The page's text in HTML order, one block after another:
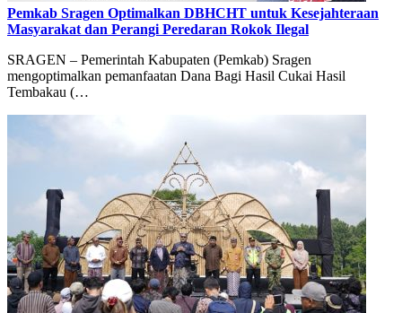
Pemkab Sragen Optimalkan DBHCHT untuk Kesejahteraan
Masyarakat dan Perangi Peredaran Rokok Ilegal
SRAGEN – Pemerintah Kabupaten (Pemkab) Sragen
mengoptimalkan pemanfaatan Dana Bagi Hasil Cukai Hasil
Tembakau (…